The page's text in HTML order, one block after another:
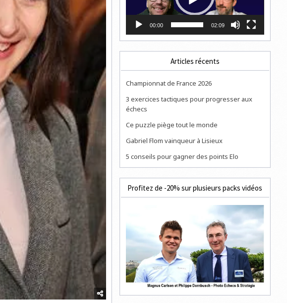
00:00 02:09
Articles récents
Championnat de France 2026
3 exercices tactiques pour progresser aux
échecs
Ce puzzle piège tout le monde
Gabriel Flom vainqueur à Lisieux
5 conseils pour gagner des points Elo
Profitez de -20% sur plusieurs packs vidéos